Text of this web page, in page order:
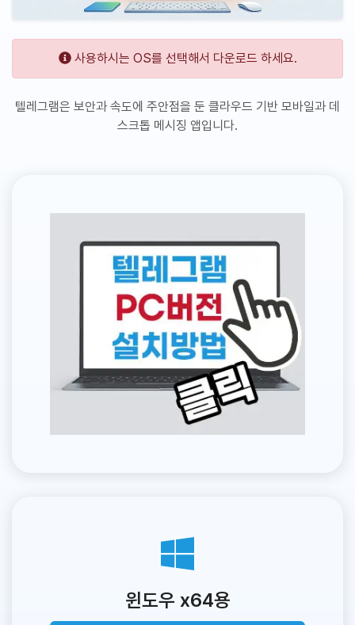
사용하시는 OS를 선택해서 다운로드 하세요.
텔레그램은 보안과 속도에 주안점을 둔 클라우드 기반 모바일과 데
스크톱 메시징 앱입니다.
윈도우 x64용